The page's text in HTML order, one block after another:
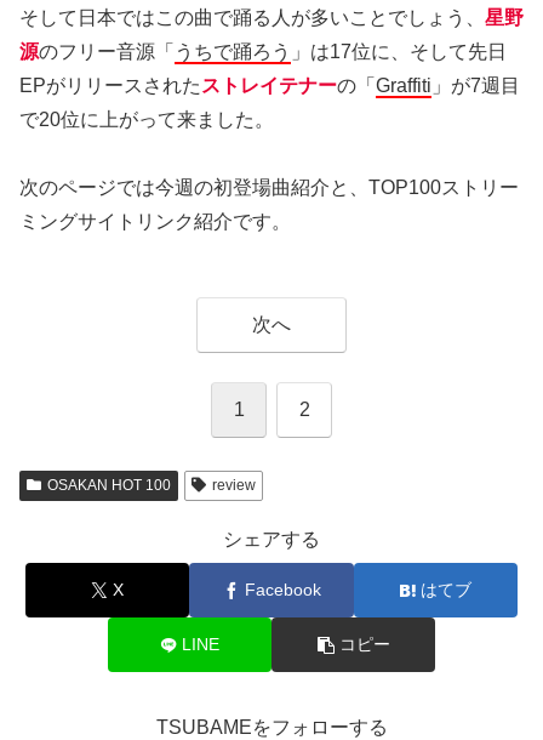
そして日本ではこの曲で踊る人が多いことでしょう、 星野
源のフリー音源「 うちで踊ろう 」は17位に、そして先日
EPがリリースされた ストレイテナーの「 Graffiti 」が7週目
で20位に上がって来ました。
次のページでは今週の初登場曲紹介と、TOP100ストリー
ミングサイトリンク紹介です。
次へ
1 2
OSAKAN HOT 100 review
シェアする
X Facebook はてブ
LINE コピー
TSUBAMEをフォローする